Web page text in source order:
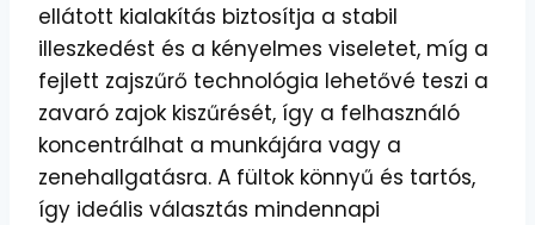
ellátott kialakítás biztosítja a stabil
illeszkedést és a kényelmes viseletet, míg a
fejlett zajszűrő technológia lehetővé teszi a
zavaró zajok kiszűrését, így a felhasználó
koncentrálhat a munkájára vagy a
zenehallgatásra. A fültok könnyű és tartós,
így ideális választás mindennapi